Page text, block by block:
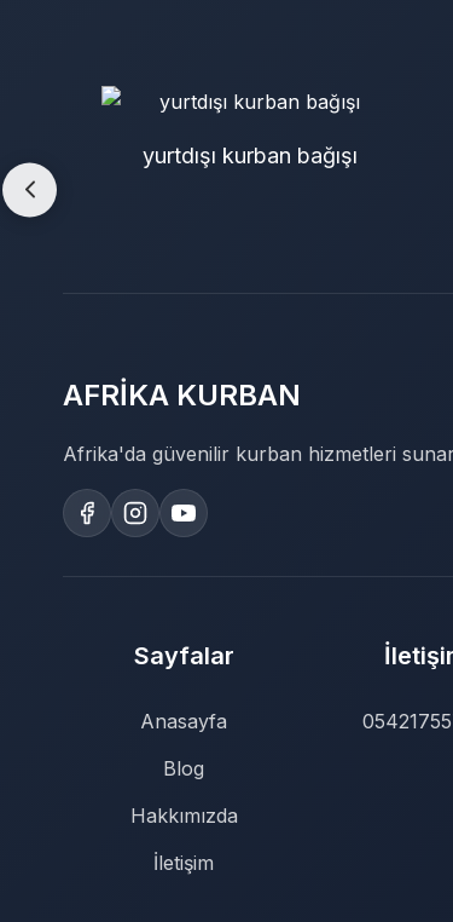
afrika kurban bağışı
AFRİKA KURBAN
Afrika'da güvenilir kurban hizmetleri
Sayfalar
Anasayfa
Blog
Hakkımızda
İletişim